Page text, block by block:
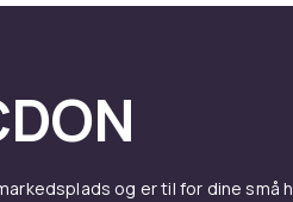
og er til for dine